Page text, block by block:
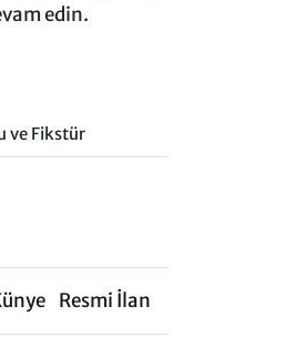
edin.
ve Fikstür
Resmi İlan